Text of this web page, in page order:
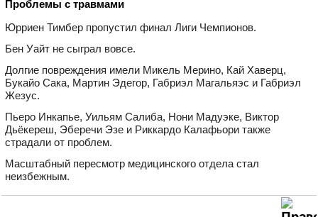
Проблемы с травмами
Юрриен Тимбер пропустил финал Лиги Чемпионов.
Бен Уайт не сыграл вовсе.
Долгие повреждения имели Микель Мерино, Кай Хаверц,
Букайо Сака, Мартин Эдегор, Габриэл Магальяэс и Габриэл
Жезус.
Пьеро Инкапье, Уильям Салиба, Нони Мадуэке, Виктор
Дьёкереш, Эберечи Эзе и Риккардо Калафьори также
страдали от проблем.
Масштабный пересмотр медицинского отдела стал
неизбежным.